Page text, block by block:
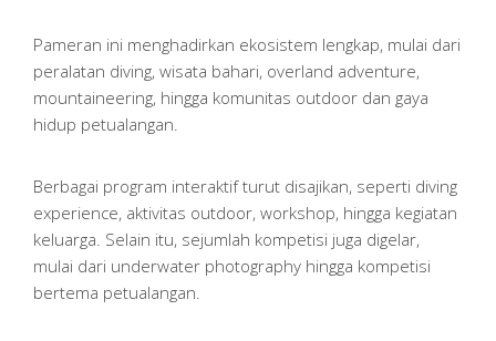
Pameran ini menghadirkan ekosistem lengkap, mulai dari
peralatan diving, wisata bahari, overland adventure,
mountaineering, hingga komunitas outdoor dan gaya
hidup petualangan.
Berbagai program interaktif turut disajikan, seperti diving
experience, aktivitas outdoor, workshop, hingga kegiatan
keluarga. Selain itu, sejumlah kompetisi juga digelar,
mulai dari underwater photography hingga kompetisi
bertema petualangan.